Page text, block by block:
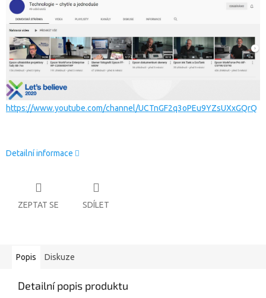
https://www.youtube.com/channel/UCTnGF2q3oPEu9YZsUXxGQrQ
Detailní informace
ZEPTAT SE SDÍLET
Popis Diskuze
Detailní popis produktu